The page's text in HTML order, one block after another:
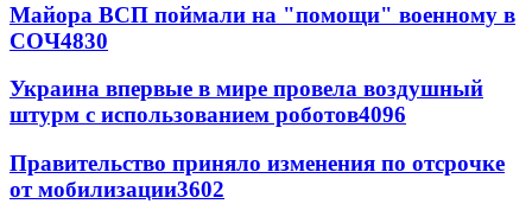
Майора ВСП поймали на "помощи" военному в
СОЧ4830
Украина впервые в мире провела воздушный
штурм с использованием роботов4096
Правительство приняло изменения по отсрочке
от мобилизации3602